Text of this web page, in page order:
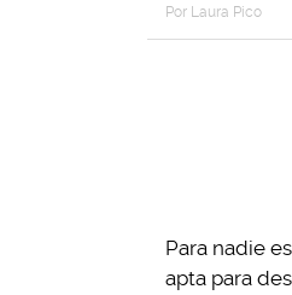
Por Laura Pico
Para nadie
apta para